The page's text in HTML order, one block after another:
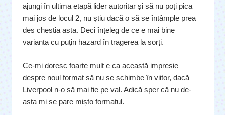
ajungi în ultima etapă lider autoritar și să nu poți pica
mai jos de locul 2, nu știu dacă o să se întâmple prea
des chestia asta. Deci înțeleg de ce e mai bine
varianta cu puțin hazard în tragerea la sorți.
Ce-mi doresc foarte mult e ca această impresie
despre noul format să nu se schimbe în viitor, dacă
Liverpool n-o să mai fie pe val. Adică sper că nu de-
asta mi se pare mișto formatul.